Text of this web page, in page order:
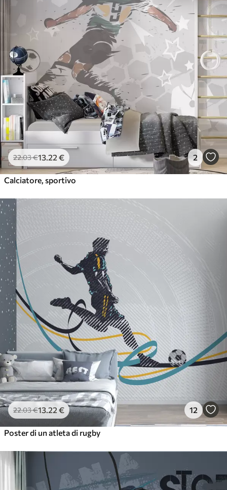
22.03€13 .22 € 2
Calciatore, sportivo
22.03€13 .22 € 12
Poster di un atleta di rugby